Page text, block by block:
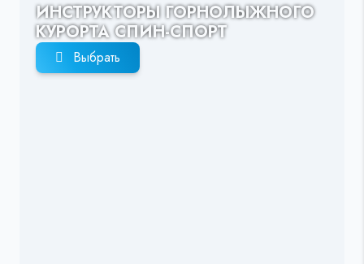
ИНСТРУКТОРЫ ГОРНОЛЫЖНОГО
КУРОРТА СПИН-СПОРТ
Выбрать